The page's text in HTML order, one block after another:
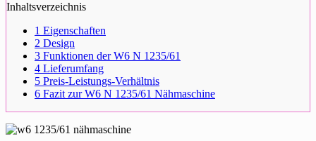
Inhaltsverzeichnis
1 Eigenschaften
2 Design
3 Funktionen der W6 N 1235/61
4 Lieferumfang
5 Preis-Leistungs-Verhältnis
6 Fazit zur W6 N 1235/61 Nähmaschine